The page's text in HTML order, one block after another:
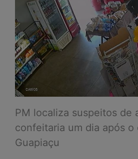
PM localiza suspeitos de
confeitaria um dia após o
Guapiaçu